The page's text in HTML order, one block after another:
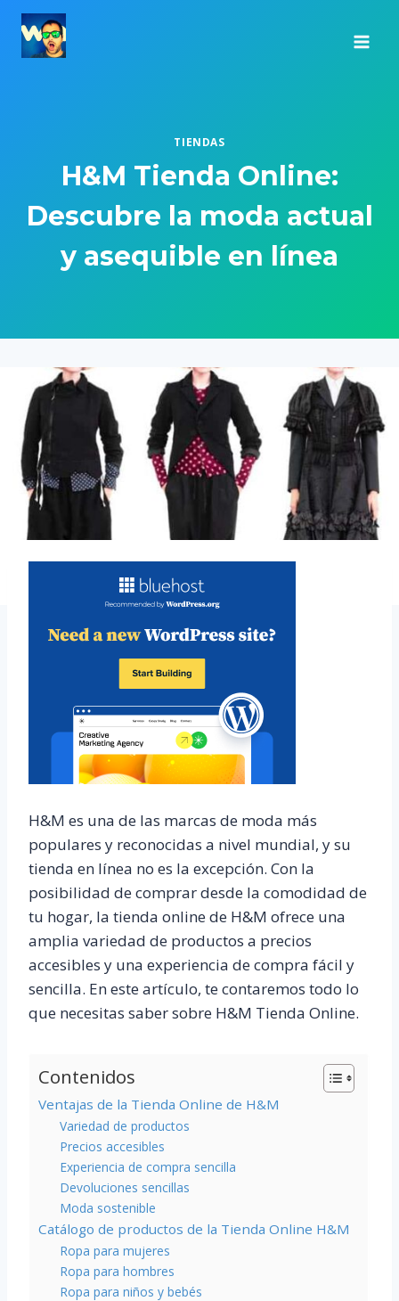
Saltar
contenido
TIENDAS
H&M Tienda Online:
Descubre la moda actual
y asequible en línea
H&M es una de las marcas de moda más
populares y reconocidas a nivel mundial, y su
tienda en línea no es la excepción. Con la
posibilidad de comprar desde la comodidad de
tu hogar, la tienda online de H&M ofrece una
amplia variedad de productos a precios
accesibles y una experiencia de compra fácil y
sencilla. En este artículo, te contaremos todo lo
que necesitas saber sobre H&M Tienda Online.
Contenidos
Ventajas de la Tienda Online de H&M
Variedad de productos
Precios accesibles
Experiencia de compra sencilla
Devoluciones sencillas
Moda sostenible
Catálogo de productos de la Tienda Online H&M
Ropa para mujeres
Ropa para hombres
Ropa para niños y bebés